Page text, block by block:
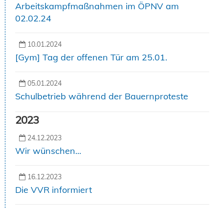
Arbeitskampfmaßnahmen im ÖPNV am
02.02.24
10.01.2024
[Gym] Tag der offenen Tür am 25.01.
05.01.2024
Schulbetrieb während der Bauernproteste
2023
24.12.2023
Wir wünschen...
16.12.2023
Die VVR informiert